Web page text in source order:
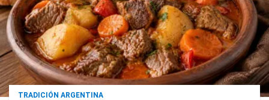
TRADICIÓN ARGENTINA